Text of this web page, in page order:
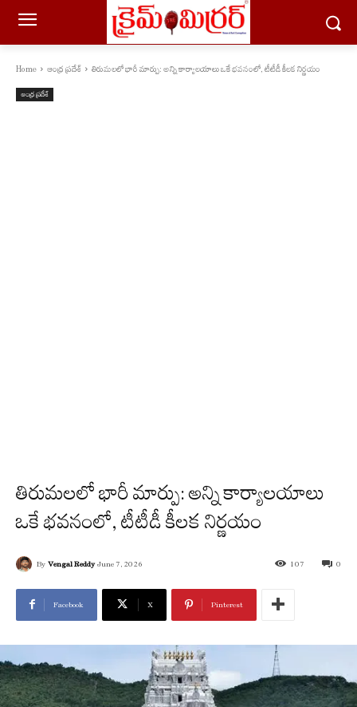
Home ఆంధ్ర ప్రదేశ్ తిరుమలలో భారీ మార్పు: అన్ని కార్యాలయాలు ఒకే భవనంలో, టీటీడీ కీలక నిర్ణయం
ఆంధ్ర ప్రదేశ్
తిరుమలలో భారీ మార్పు: అన్ని కార్యాలయాలు
ఒకే భవనంలో, టీటీడీ కీలక నిర్ణయం
By Vengal Reddy June 7, 2026 0
107
Facebook X Pinterest